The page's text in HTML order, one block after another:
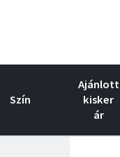
Szín
Ajánlott
kisker
ár